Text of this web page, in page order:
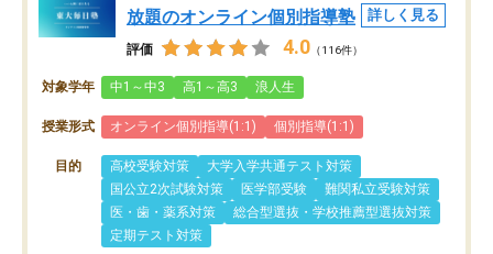
放題のオンライン個別指導塾
詳しく見る
評価 4.0 （116件）
対象学年 中1～中3 高1～高3 浪人生
授業形式 オンライン個別指導(1:1) 個別指導(1:1)
目的 高校受験対策
大学入学共通テスト対策
国公立2次試験対策
医学部受験
難関私立受験対策
医・歯・薬系対策
総合型選抜・学校推薦型選抜対策
定期テスト対策